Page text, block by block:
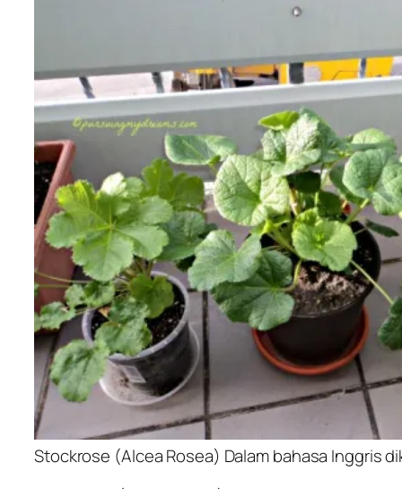
Stockrose (Alcea Rosea) Dalam bahasa Inggris